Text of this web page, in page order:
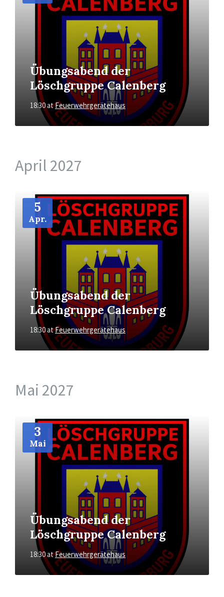
Übungsabend der
Löschgruppe Calenberg
18:30atFeuerwehrgerätehaus
April 2027
5
Apr.
Übungsabend der
Löschgruppe Calenberg
18:30atFeuerwehrgerätehaus
Mai 2027
3
Mai
Übungsabend der
Löschgruppe Calenberg
18:30atFeuerwehrgerätehaus